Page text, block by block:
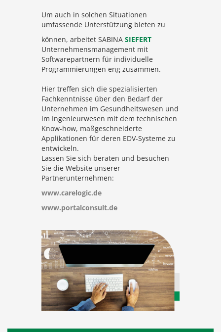
Um auch in solchen Situationen
umfassende Unterstützung bieten zu
können, arbeitet SABINA SIEFERT
Unternehmensmanagement mit
Softwarepartnern für individuelle
Programmierungen eng zusammen.
Hier treffen sich die spezialisierten
Fachkenntnisse über den Bedarf der
Unternehmen im Gesundheitswesen und
im Ingenieurwesen mit dem technischen
Know-how, maßgeschneiderte
Applikationen für deren EDV-Systeme zu
entwickeln.
Lassen Sie sich beraten und besuchen
Sie die Website unserer
Partnerunternehmen:
www.carelogic.de
www.portalconsult.de